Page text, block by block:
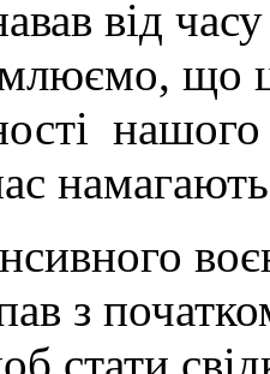
від
що
з
стати